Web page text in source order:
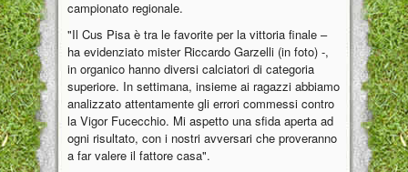
campionato regionale.
"Il Cus Pisa è tra le favorite per la vittoria finale –
ha evidenziato mister Riccardo Garzelli (in foto) -,
in organico hanno diversi calciatori di categoria
superiore. In settimana, insieme ai ragazzi abbiamo
analizzato attentamente gli errori commessi contro
la Vigor Fucecchio. Mi aspetto una sfida aperta ad
ogni risultato, con i nostri avversari che proveranno
a far valere il fattore casa".